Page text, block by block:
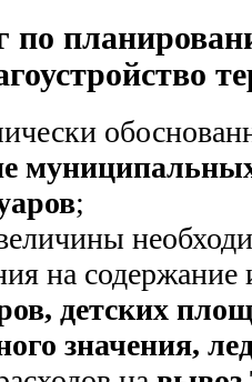
по
;
на
детских
значения,